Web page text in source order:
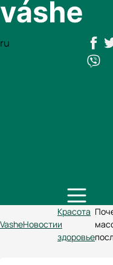
ru
VasheНовости
Красота
и
здоровье